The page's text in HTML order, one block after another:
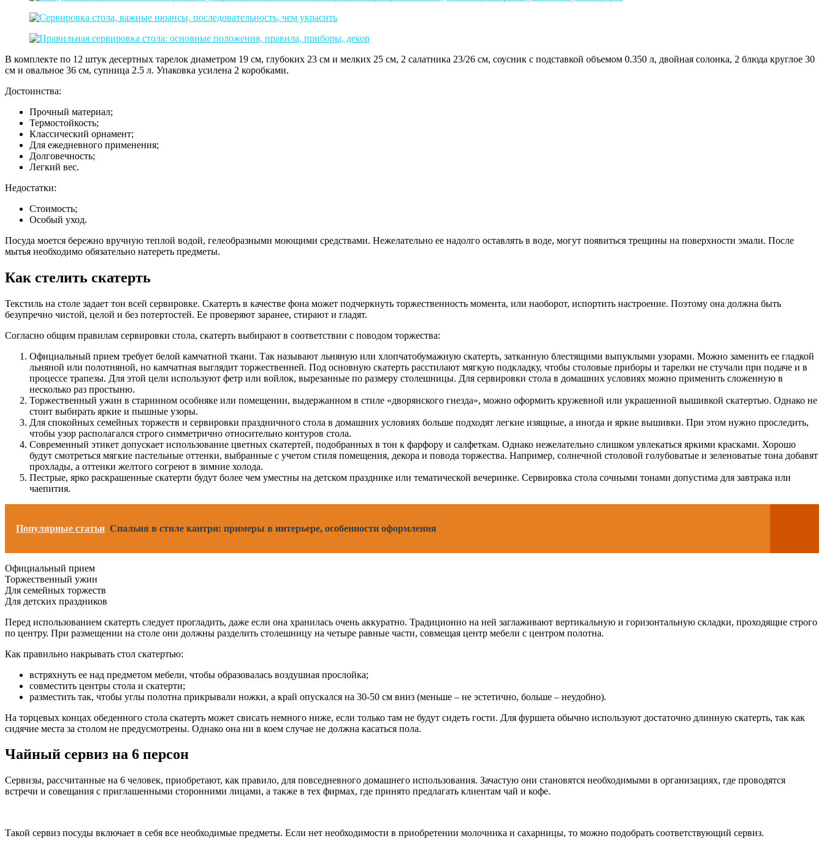
В комплекте по 12 штук десертных тарелок диаметром 19 см, глубоких 23 см и мелких 25 см, 2 салатника 23/26 см, соусник с подставкой объемом 0.350 л, двойная солонка, 2 блюда круглое 30
см и овальное 36 см, супница 2.5 л. Упаковка усилена 2 коробками.
Достоинства:
Прочный материал;
Термостойкость;
Классический орнамент;
Для ежедневного применения;
Долговечность;
Легкий вес.
Недостатки:
Стоимость;
Особый уход.
Посуда моется бережно вручную теплой водой, гелеобразными моющими средствами. Нежелательно ее надолго оставлять в воде, могут появиться трещины на поверхности эмали. После
мытья необходимо обязательно натереть предметы.
Как стелить скатерть
Текстиль на столе задает тон всей сервировке. Скатерть в качестве фона может подчеркнуть торжественность момента, или наоборот, испортить настроение. Поэтому она должна быть
безупречно чистой, целой и без потертостей. Ее проверяют заранее, стирают и гладят.
Согласно общим правилам сервировки стола, скатерть выбирают в соответствии с поводом торжества:
Официальный прием требует белой камчатной ткани. Так называют льняную или хлопчатобумажную скатерть, затканную блестящими выпуклыми узорами. Можно заменить ее гладкой
льняной или полотняной, но камчатная выглядит торжественней. Под основную скатерть расстилают мягкую подкладку, чтобы столовые приборы и тарелки не стучали при подаче и в
процессе трапезы. Для этой цели используют фетр или войлок, вырезанные по размеру столешницы. Для сервировки стола в домашних условиях можно применить сложенную в
несколько раз простыню.
Торжественный ужин в старинном особняке или помещении, выдержанном в стиле «дворянского гнезда», можно оформить кружевной или украшенной вышивкой скатертью. Однако не
стоит выбирать яркие и пышные узоры.
Для спокойных семейных торжеств и сервировки праздничного стола в домашних условиях больше подходят легкие изящные, а иногда и яркие вышивки. При этом нужно проследить,
чтобы узор располагался строго симметрично относительно контуров стола.
Современный этикет допускает использование цветных скатертей, подобранных в тон к фарфору и салфеткам. Однако нежелательно слишком увлекаться яркими красками. Хорошо
будут смотреться мягкие пастельные оттенки, выбранные с учетом стиля помещения, декора и повода торжества. Например, солнечной столовой голубоватые и зеленоватые тона добавят
прохлады, а оттенки желтого согреют в зимние холода.
Пестрые, ярко раскрашенные скатерти будут более чем уместны на детском празднике или тематической вечеринке. Сервировка стола сочными тонами допустима для завтрака или
чаепития.
Популярные статьи Спальня в стиле кантри: примеры в интерьере, особенности оформления
Официальный прием
Торжественный ужин
Для семейных торжеств
Для детских праздников
Перед использованием скатерть следует прогладить, даже если она хранилась очень аккуратно. Традиционно на ней заглаживают вертикальную и горизонтальную складки, проходящие строго
по центру. При размещении на столе они должны разделить столешницу на четыре равные части, совмещая центр мебели с центром полотна.
Как правильно накрывать стол скатертью:
встряхнуть ее над предметом мебели, чтобы образовалась воздушная прослойка;
совместить центры стола и скатерти;
разместить так, чтобы углы полотна прикрывали ножки, а край опускался на 30-50 см вниз (меньше – не эстетично, больше – неудобно).
На торцевых концах обеденного стола скатерть может свисать немного ниже, если только там не будут сидеть гости. Для фуршета обычно используют достаточно длинную скатерть, так как
сидячие места за столом не предусмотрены. Однако она ни в коем случае не должна касаться пола.
Чайный сервиз на 6 персон
Сервизы, рассчитанные на 6 человек, приобретают, как правило, для повседневного домашнего использования. Зачастую они становятся необходимыми в организациях, где проводятся
встречи и совещания с приглашенными сторонними лицами, а также в тех фирмах, где принято предлагать клиентам чай и кофе.
Такой сервиз посуды включает в себя все необходимые предметы. Если нет необходимости в приобретении молочника и сахарницы, то можно подобрать соответствующий сервиз.